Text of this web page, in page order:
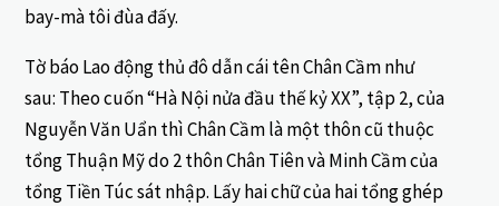
bay-mà tôi đùa đấy.
Tờ báo Lao động thủ đô dẫn cái tên Chân Cầm như
sau: Theo cuốn “Hà Nội nửa đầu thế kỷ XX”, tập 2, của
Nguyễn Văn Uẩn thì Chân Cầm là một thôn cũ thuộc
tổng Thuận Mỹ do 2 thôn Chân Tiên và Minh Cầm của
tổng Tiền Túc sát nhập. Lấy hai chữ của hai tổng ghép